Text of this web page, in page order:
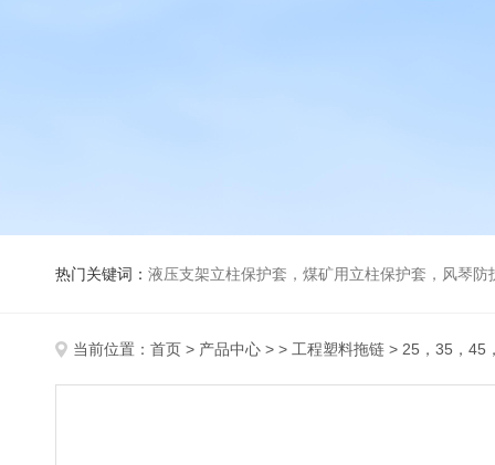
热门关键词： 液压支架立柱保护套，煤矿用立柱保护套，风琴
当前位置： 首页 > 产品中心 > > 工程塑料拖链 > 25，35，45